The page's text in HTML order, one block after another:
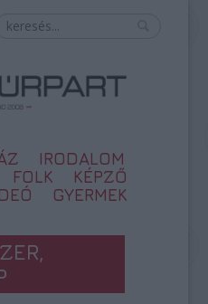
IRODALOM
FOLK
KÉPZŐ
GYERMEK